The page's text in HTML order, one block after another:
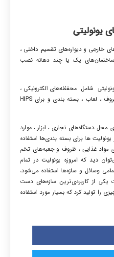
یونولیتی
خارجی و دیواره‌های تقسیم داخلی ،
یک یا چند دهانه نصب
شامل محفظه‌های الکترونیکی ،
آسترهای یخچال ، لوازم خانگی ، ظروف ، لعاب ، بسته بندی و برای HIPS
محل دستگاه‌های تجاری ، ابزار ، موارد
ها برای بسته بندی‌ها استفاده
مواد غذایی ، ظروف و جعبه‌های تخم
دید که امروزه یونولیت در تمام
وسائل و سازه‌ها استفاده می‌شود،
یکی از کاربردی‌ترین سازه‌های دست
تولید کرد که بسیار مورد استفاده